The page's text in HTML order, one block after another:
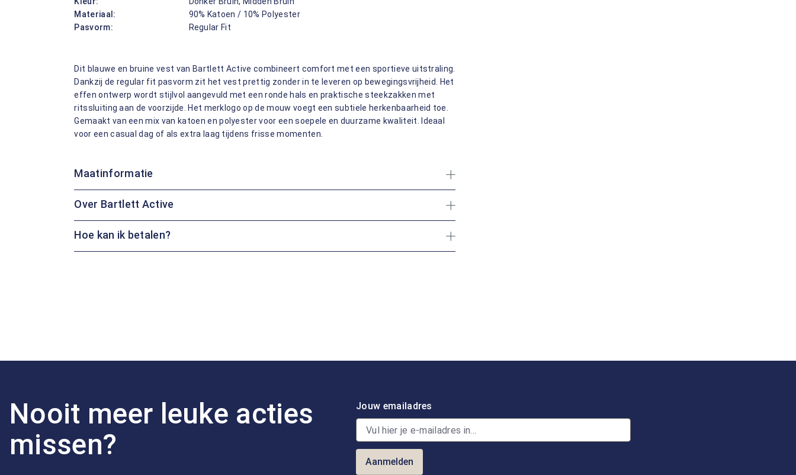
Materiaal:
90% Katoen / 10% Polyester
Pasvorm:
Regular Fit
Dit blauwe en bruine vest van Bartlett Active combineert comfort met een sportieve uitstraling.
Dankzij de regular fit pasvorm zit het vest prettig zonder in te leveren op bewegingsvrijheid. Het
effen ontwerp wordt stijlvol aangevuld met een ronde hals en praktische steekzakken met
ritssluiting aan de voorzijde. Het merklogo op de mouw voegt een subtiele herkenbaarheid toe.
Gemaakt van een mix van katoen en polyester voor een soepele en duurzame kwaliteit. Ideaal
voor een casual dag of als extra laag tijdens frisse momenten.
Maatinformatie
Over Bartlett Active
Hoe kan ik betalen?
Nooit meer leuke acties
missen?
Jouw emailadres
Aanmelden